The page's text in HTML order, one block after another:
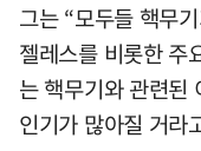
그는 “모두들 핵무
젤레스를 비롯한 주
는 핵무기와 관련된
인기가 많아질 거라